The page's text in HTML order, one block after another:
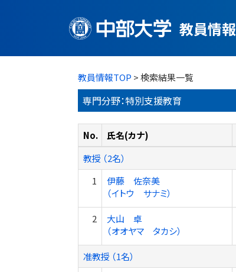
教員情報
教員情報TOP > 検索結果一覧
専門分野：特別支援教育
No. 氏名(カナ)
教授 （2名）
1
伊藤 佐奈美
（イトウ サナミ）
2
大山 卓
（オオヤマ タカシ）
准教授 （1名）